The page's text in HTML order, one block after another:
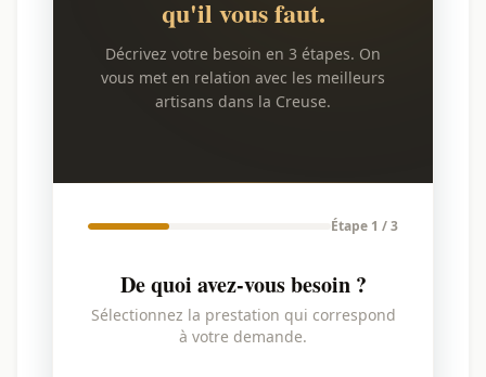
qu'il vous faut.
Décrivez votre besoin en 3 étapes. On
vous met en relation avec les meilleurs
artisans dans la Creuse.
Étape 1 / 3
De quoi avez-vous besoin ?
Sélectionnez la prestation qui correspond
à votre demande.